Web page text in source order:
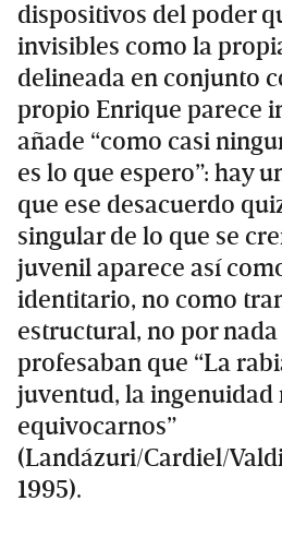
dispositivos del poder
invisibles como la
delineada en conjunto
propio Enrique parece
añade “como casi
es lo que espero”: hay
que ese desacuerdo
singular de lo que se
juvenil aparece así
identitario, no como
estructural, no por nada
profesaban que “La
juventud, la ingenuidad
equivocarnos”
(Landázuri/Cardiel/
1995).